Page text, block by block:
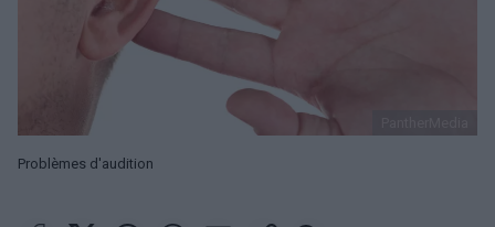
Problèmes d'audition